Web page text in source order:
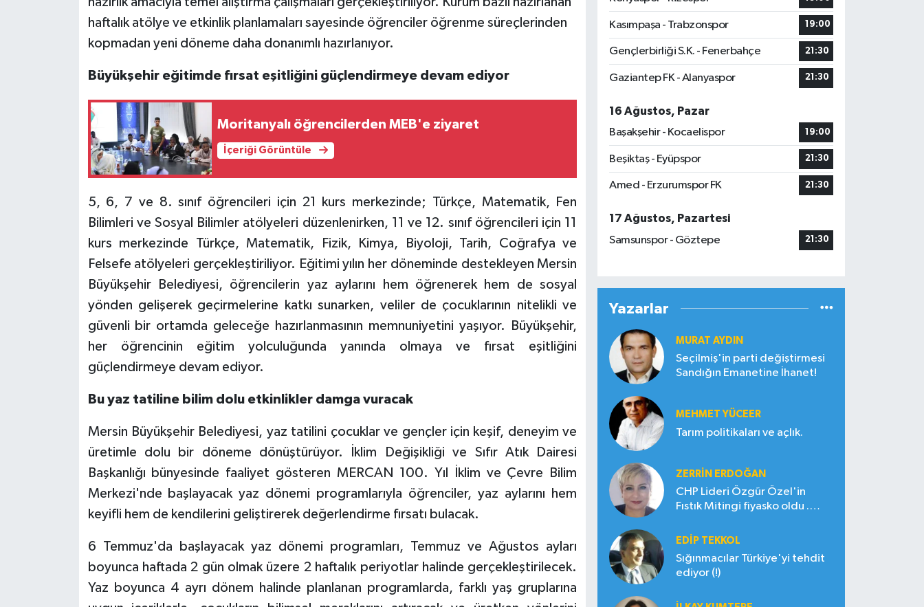
haftalık atölye ve etkinlik planlamaları sayesinde öğrenciler öğrenme süreçlerinden
kopmadan yeni döneme daha donanımlı hazırlanıyor.
Büyükşehir eğitimde fırsat eşitliğini güçlendirmeye devam ediyor
Moritanyalı öğrencilerden MEB'e ziyaret
İçeriği Görüntüle
5, 6, 7 ve 8. sınıf öğrencileri için 21 kurs merkezinde; Türkçe, Matematik, Fen
Bilimleri ve Sosyal Bilimler atölyeleri düzenlenirken, 11 ve 12. sınıf öğrencileri için 11
kurs merkezinde Türkçe, Matematik, Fizik, Kimya, Biyoloji, Tarih, Coğrafya ve
Felsefe atölyeleri gerçekleştiriliyor. Eğitimi yılın her döneminde destekleyen Mersin
Büyükşehir Belediyesi, öğrencilerin yaz aylarını hem öğrenerek hem de sosyal
yönden gelişerek geçirmelerine katkı sunarken, veliler de çocuklarının nitelikli ve
güvenli bir ortamda geleceğe hazırlanmasının memnuniyetini yaşıyor. Büyükşehir,
her öğrencinin eğitim yolculuğunda yanında olmaya ve fırsat eşitliğini
güçlendirmeye devam ediyor.
Bu yaz tatiline bilim dolu etkinlikler damga vuracak
Mersin Büyükşehir Belediyesi, yaz tatilini çocuklar ve gençler için keşif, deneyim ve
üretimle dolu bir döneme dönüştürüyor. İklim Değişikliği ve Sıfır Atık Dairesi
Başkanlığı bünyesinde faaliyet gösteren MERCAN 100. Yıl İklim ve Çevre Bilim
Merkezi'nde başlayacak yaz dönemi programlarıyla öğrenciler, yaz aylarını hem
keyifli hem de kendilerini geliştirerek değerlendirme fırsatı bulacak.
6 Temmuz'da başlayacak yaz dönemi programları, Temmuz ve Ağustos ayları
boyunca haftada 2 gün olmak üzere 2 haftalık periyotlar halinde gerçekleştirilecek.
Yaz boyunca 4 ayrı dönem halinde planlanan programlarda, farklı yaş gruplarına
Kasımpaşa - Trabzonspor 19:00
Gençlerbirliği S.K. - Fenerbahçe 21:30
Gaziantep FK - Alanyaspor 21:30
16 Ağustos, Pazar
Başakşehir - Kocaelispor
19:00
Beşiktaş - Eyüpspor 21:30
Amed - Erzurumspor FK 21:30
17 Ağustos, Pazartesi
Samsunspor - Göztepe
21:30
Yazarlar
MURAT AYDIN
Seçilmiş'in parti değiştirmesi
Sandığın Emanetine İhanet!
MEHMET YÜCEER
Tarım politikaları ve açlık.
ZERRIN ERDOĞAN
CHP Lideri Özgür Özel'in
Fıstık Mitingi fiyasko oldu .
EDIP TEKKOL
Sığınmacılar Türkiye'yi tehdit
ediyor (!)